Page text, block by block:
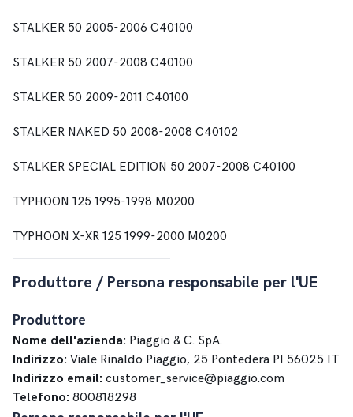
STALKER 50 2005-2006 C40100
STALKER 50 2007-2008 C40100
STALKER 50 2009-2011 C40100
STALKER NAKED 50 2008-2008 C40102
STALKER SPECIAL EDITION 50 2007-2008 C40100
TYPHOON 125 1995-1998 M0200
TYPHOON X-XR 125 1999-2000 M0200
Produttore / Persona responsabile per l'UE
Produttore
Nome dell'azienda: Piaggio & C. SpA.
Indirizzo: Viale Rinaldo Piaggio, 25 Pontedera PI 56025 IT
Indirizzo email: customer_service@piaggio.com
Telefono: 800818298